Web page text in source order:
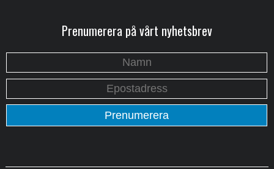
Prenumerera på vårt nyhetsbrev